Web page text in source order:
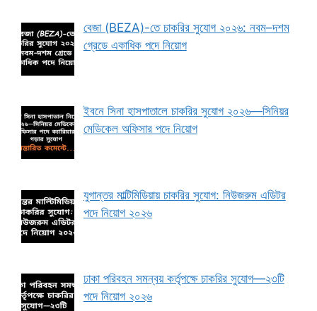
বেজা (BEZA)-তে চাকরির সুযোগ ২০২৬: নবম–দশম
গ্রেডে একাধিক পদে নিয়োগ
ইবনে সিনা হাসপাতালে চাকরির সুযোগ ২০২৬—সিনিয়র
মেডিকেল অফিসার পদে নিয়োগ
যুগান্তর মাল্টিমিডিয়ায় চাকরির সুযোগ: নিউজরুম এডিটর
পদে নিয়োগ ২০২৬
ঢাকা পরিবহন সমন্বয় কর্তৃপক্ষে চাকরির সুযোগ—২৩টি
পদে নিয়োগ ২০২৬